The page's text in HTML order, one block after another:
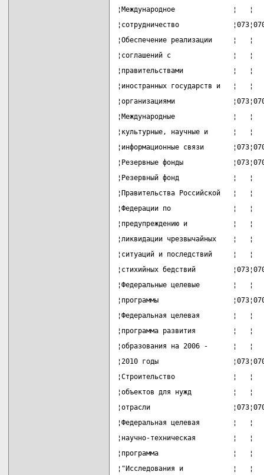
¦Международное              ¦
¦сотрудничество
¦Обеспечение реализации
¦соглашений с               ¦
¦правительствами
¦иностранных государств и
¦организациями
¦Международные              ¦
¦культурные, научные и
¦информационные связи
¦Резервные фонды
¦Резервный фонд             ¦
¦Правительства Российской
¦Федерации по               ¦
¦предупреждению и
¦ликвидации чрезвычайных
¦ситуаций и последствий
¦стихийных бедствий
¦Федеральные целевые
¦программы
¦Федеральная целевая
¦программа развития
¦образования на 2006 -
¦2010 годы
¦Строительство              ¦
¦объектов для нужд
¦отрасли
¦Федеральная целевая
¦научно-техническая
¦программа                  ¦
¦"Исследования и            ¦